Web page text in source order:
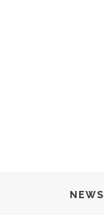
NEWS